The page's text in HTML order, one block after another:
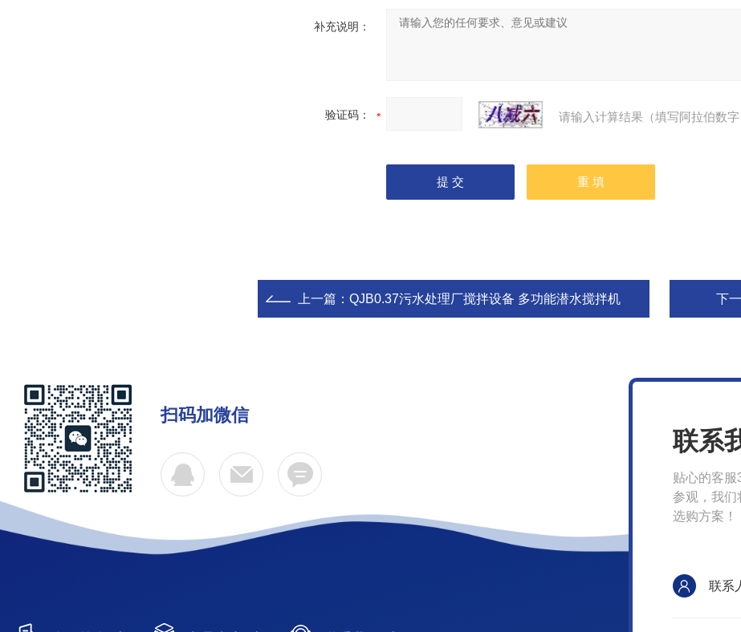
补充说明：
验证码： 请输入计算结果（填写阿拉伯数
上一篇： QJB0.37污水处理厂搅拌设备 多功能潜水搅拌机 下
扫码加微信
联系
贴心的客
参观，我们
选购方案！
联系